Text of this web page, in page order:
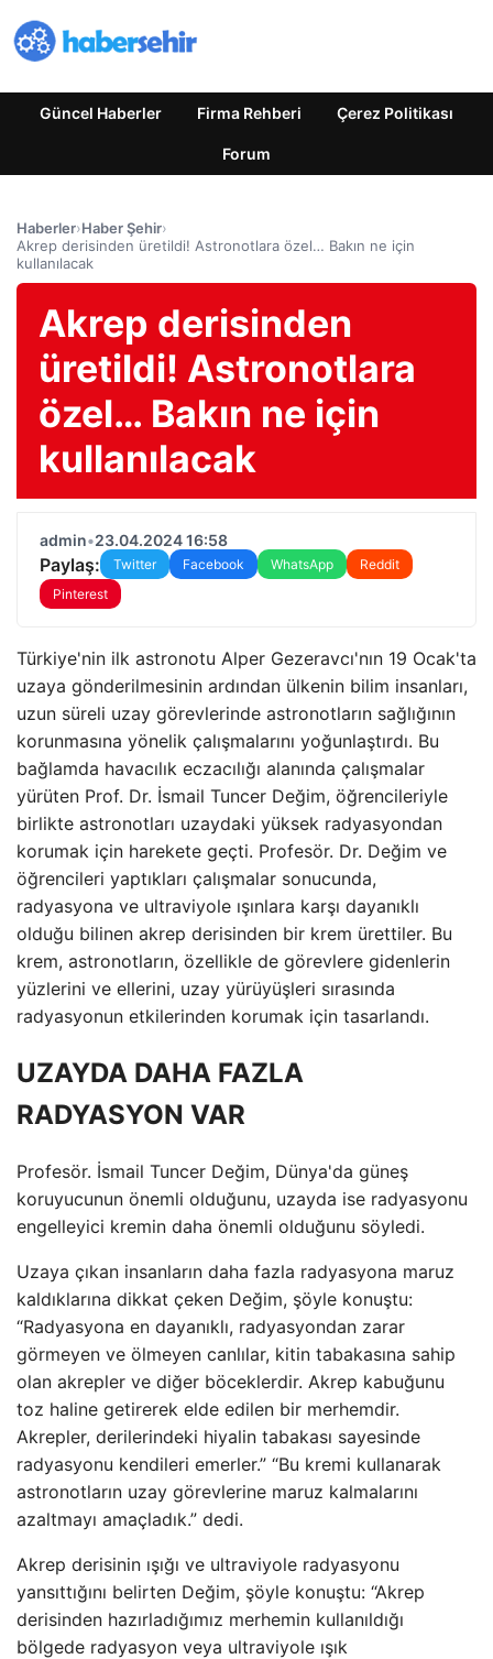
Güncel Haberler Firma Rehberi Çerez Politikası
Forum
Haberler›Haber Şehir›
Akrep derisinden üretildi! Astronotlara özel… Bakın ne için
kullanılacak
Akrep derisinden
üretildi! Astronotlara
özel… Bakın ne için
kullanılacak
admin•23.04.2024 16:58
Paylaş: Twitter Facebook WhatsApp
Reddit
Pinterest
Türkiye'nin ilk astronotu Alper Gezeravcı'nın 19 Ocak'ta
uzaya gönderilmesinin ardından ülkenin bilim insanları,
uzun süreli uzay görevlerinde astronotların sağlığının
korunmasına yönelik çalışmalarını yoğunlaştırdı. Bu
bağlamda havacılık eczacılığı alanında çalışmalar
yürüten Prof. Dr. İsmail Tuncer Değim, öğrencileriyle
birlikte astronotları uzaydaki yüksek radyasyondan
korumak için harekete geçti. Profesör. Dr. Değim ve
öğrencileri yaptıkları çalışmalar sonucunda,
radyasyona ve ultraviyole ışınlara karşı dayanıklı
olduğu bilinen akrep derisinden bir krem ​​ürettiler. Bu
krem, astronotların, özellikle de görevlere gidenlerin
yüzlerini ve ellerini, uzay yürüyüşleri sırasında
radyasyonun etkilerinden korumak için tasarlandı.
UZAYDA DAHA FAZLA
RADYASYON VAR
Profesör. İsmail Tuncer Değim, Dünya'da güneş
koruyucunun önemli olduğunu, uzayda ise radyasyonu
engelleyici kremin daha önemli olduğunu söyledi.
Uzaya çıkan insanların daha fazla radyasyona maruz
kaldıklarına dikkat çeken Değim, şöyle konuştu:
“Radyasyona en dayanıklı, radyasyondan zarar
görmeyen ve ölmeyen canlılar, kitin tabakasına sahip
olan akrepler ve diğer böceklerdir. Akrep kabuğunu
toz haline getirerek elde edilen bir merhemdir.
Akrepler, derilerindeki hiyalin tabakası sayesinde
radyasyonu kendileri emerler.” “Bu kremi kullanarak
astronotların uzay görevlerine maruz kalmalarını
azaltmayı amaçladık.” dedi.
Akrep derisinin ışığı ve ultraviyole radyasyonu
yansıttığını belirten Değim, şöyle konuştu: “Akrep
derisinden hazırladığımız merhemin kullanıldığı
bölgede radyasyon veya ultraviyole ışık